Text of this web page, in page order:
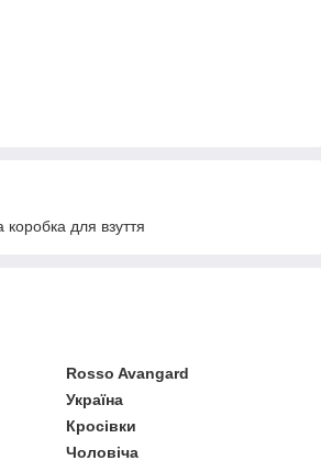
для взуття
Rosso Avangard
Україна
Кросівки
Чоловіча